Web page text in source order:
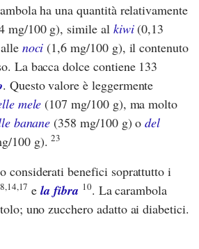
ha una quantità relativamente
mg/100 g), simile al kiwi(0,13
noci (1,6 mg/100 g), il contenuto
La bacca dolce contiene 133
. Questo valore è leggermente
mele (107 mg/100 g), ma molto
banane (358 mg/100 g) odel
100 g).23
considerati benefici soprattutto i
8,14,17 ela fibra 10. La carambola
uno zucchero adatto ai diabetici.